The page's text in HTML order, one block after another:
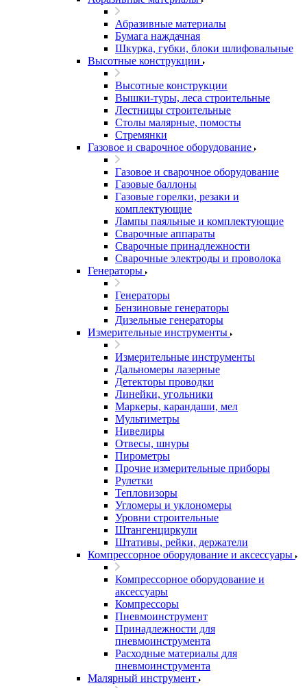
Абразивные материалы
Бумага наждачная
Шкурка, губки, блоки шлифовальные
Высотные конструкции
Высотные конструкции
Вышки-туры, леса строительные
Лестницы строительные
Столы малярные, помосты
Стремянки
Газовое и сварочное оборудование
Газовое и сварочное оборудование
Газовые баллоны
Газовые горелки, резаки и
комплектующие
Лампы паяльные и комплектующие
Сварочные аппараты
Сварочные принадлежности
Сварочные электроды и проволока
Генераторы
Генераторы
Бензиновые генераторы
Дизельные генераторы
Измерительные инструменты
Измерительные инструменты
Дальномеры лазерные
Детекторы проводки
Линейки, угольники
Маркеры, карандаши, мел
Мультиметры
Нивелиры
Отвесы, шнуры
Пирометры
Прочие измерительные приборы
Рулетки
Тепловизоры
Угломеры и уклономеры
Уровни строительные
Штангенциркули
Штативы, рейки, держатели
Компрессорное оборудование и аксессуары
Компрессорное оборудование и
аксессуары
Компрессоры
Пневмоинструмент
Принадлежности для
пневмоинструмента
Расходные материалы для
пневмоинструмента
Малярный инструмент